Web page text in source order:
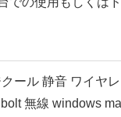
クール 静音 ワイヤ
無線 windows